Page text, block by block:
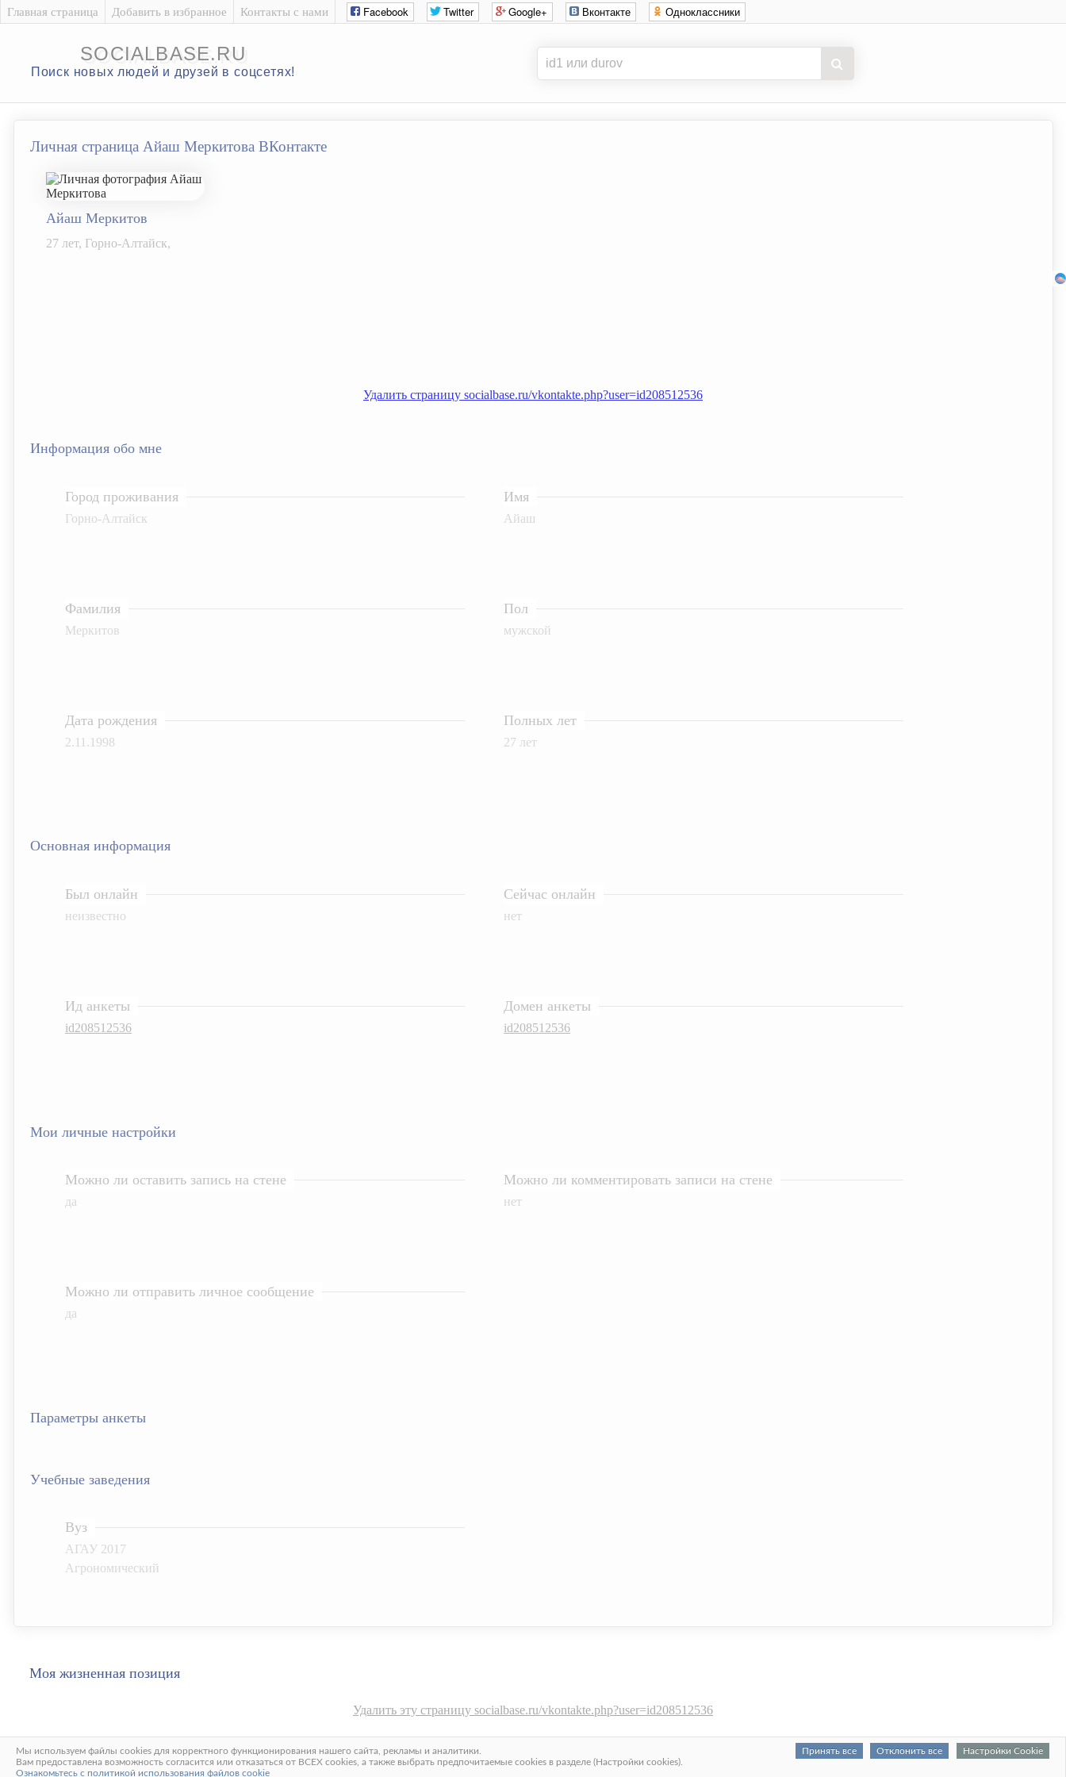
Главная страница Добавить в избранное Контакты с нами Facebook Twitter Google+ Вконтакте Одноклассники
SOCIALBASE.RU
Поиск новых людей и друзей в соцсетях!
Личная страница Айаш Меркитова ВКонтакте
Айаш Меркитов
27 лет, Горно-Алтайск,
Удалить страницу socialbase.ru/vkontakte.php?user=id208512536
Информация обо мне
Город проживания
Горно-Алтайск
Имя
Айаш
Фамилия
Меркитов
Пол
мужской
Дата рождения
2.11.1998
Полных лет
27 лет
Основная информация
Был онлайн
неизвестно
Сейчас онлайн
нет
Ид анкеты
id208512536
Домен анкеты
id208512536
Мои личные настройки
Можно ли оставить запись на стене
да
Можно ли комментировать записи на стене
нет
Можно ли отправить личное сообщение
да
Параметры анкеты
Учебные заведения
Вуз
АГАУ 2017
Агрономический
Моя жизненная позиция
Удалить эту страницу socialbase.ru/vkontakte.php?user=id208512536
SocialBase.ru– Найти новых друзей, людей в интернете
Мы используем файлы cookies для корректного функционирования нашего сайта, рекламы и аналитики.
Вам предоставлена возможность согласится или отказаться от ВСЕХ cookies, а также выбрать предпочитаемые cookies в разделе (Настройки cookies).
Ознакомьтесь с политикой использования файлов cookie
Отклонить все Настройки Cookie
Принять все